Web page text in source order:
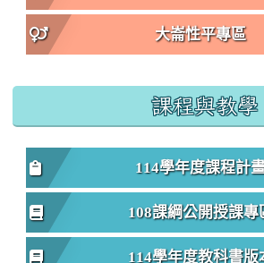
大崙性平專區
課程與教學
114學年度課程計
108課綱公開授課專
114學年度教科書版